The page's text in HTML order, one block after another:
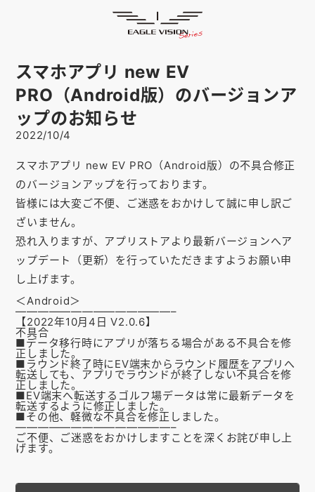
スマホアプリSMARTPHONE
ピンポジ君PIN POSITION
対応コース
EVステーション
取扱い店舗SHOP
サポートSUPPORT
お知らせ
会社概要
お問い合わせ
ゴルフ場の方へ
公式オンラインショップ
お知らせ
スマホアプリ new EV
PRO（Android版）のバージョンア
ップのお知らせ
2022/10/4
スマホアプリ new EV PRO（Android版）の不具合修正
のバージョンアップを行っております。
皆様には大変ご不便、ご迷惑をおかけして誠に申し訳ご
ざいません。
恐れ入りますが、アプリストアより最新バージョンへア
ップデート（更新）を行っていただきますようお願い申
し上げます。
＜Android＞
——————————————–
【2022年10月4日 V2.0.6】
不具合
■データ移行時にアプリが落ちる場合がある不具合を修
正しました。
■ ラウンド終了時にEV端末からラウンド履歴をアプリへ
転送しても 、アプリでラウンドが終了しない不具合を修
正しました。
■EV端末へ転送するゴルフ場データは常に最新データを
転送するよ うに修正しました。
■その他、軽微な不具合を修正しました。
——————————————–
ご不便、ご迷惑をおかけしますことを深くお詫び申し上
げます。